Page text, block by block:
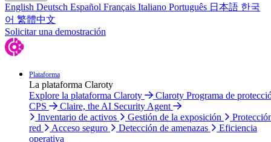
English Deutsch Español Français Italiano Português 日本語 한국
어 繁體中文
Solicitar una demostración
Plataforma
La plataforma Claroty
Explore la plataforma Claroty
Claroty Programa de
CPS
Claire, the AI Security Agent
Inventario de activos
Gestión de la exposición
red
Acceso seguro Detección de amenazas
Eficiencia
operativa